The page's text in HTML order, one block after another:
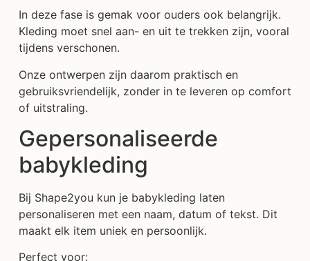
In deze fase is gemak voor ouders ook belangrijk.
Kleding moet snel aan- en uit te trekken zijn, vooral
tijdens verschonen.
Onze ontwerpen zijn daarom praktisch en
gebruiksvriendelijk, zonder in te leveren op comfort
of uitstraling.
Gepersonaliseerde
babykleding
Bij Shape2you kun je babykleding laten
personaliseren met een naam, datum of tekst. Dit
maakt elk item uniek en persoonlijk.
Perfect voor: